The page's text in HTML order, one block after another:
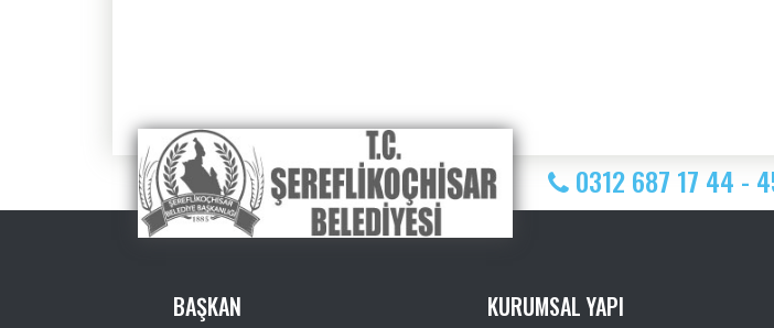
0312 687 17 44 -
BAŞKAN KURUMSAL YAPI